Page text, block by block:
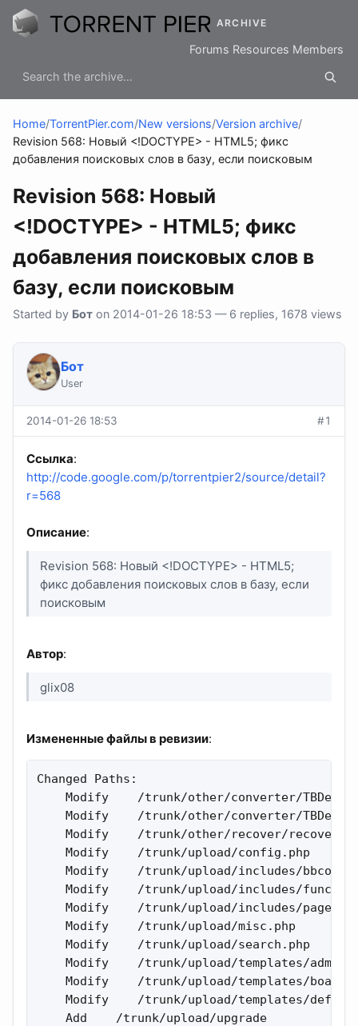
ARCHIVE
Forums Resources Members
Home/TorrentPier.com/New versions/Version archive/
Revision 568: Новый <!DOCTYPE> - HTML5; фикс
добавления поисковых слов в базу, если поисковым
Revision 568: Новый
<!DOCTYPE> - HTML5; фикс
добавления поисковых слов в
базу, если поисковым
Started by Бот on 2014-01-26 18:53 — 6 replies, 1678 views
Бот
User
2014-01-26 18:53 #1
Ссылка:
http://code.google.com/p/torrentpier2/source/detail?
r=568
Описание:
Revision 568: Новый <!DOCTYPE> - HTML5;
фикс добавления поисковых слов в базу, если
поисковым
Автор:
glix08
Измененные файлы в ревизии:
Changed Paths:
Modify    /trunk/other/converter/
Modify    /trunk/other/converter/
Modify    /trunk/other/recover/
    Modify    /trunk/upload/config.php
Modify    /trunk/upload/includes/
Modify    /trunk/upload/includes/
Modify    /trunk/upload/includes/
    Modify    /trunk/upload/misc.php
    Modify    /trunk/upload/search.php
Modify    /trunk/upload/templates/
Modify    /trunk/upload/templates/
Modify    /trunk/upload/templates/
    Add    /trunk/upload/upgrade